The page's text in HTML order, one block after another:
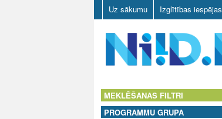
Uz sākumu Izglītības iespējas
MEKLĒŠANAS FILTRI
PROGRAMMU GRUPA